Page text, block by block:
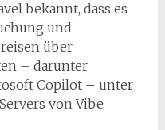
bekannt, dass es
und
über
– darunter
Copilot – unter
von Vibe